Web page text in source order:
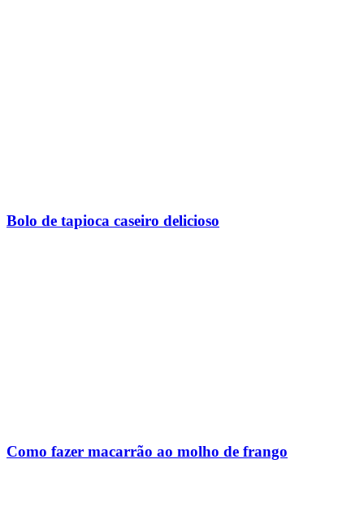
Bolo de tapioca caseiro delicioso
Como fazer macarrão ao molho de frango